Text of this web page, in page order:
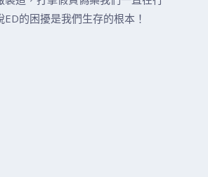
的困擾是我們生存的根本！